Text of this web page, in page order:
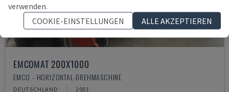
EMCOMAT 200X1000
EMCO - HORIZONTAL-DREHMASCHINE
DEUTSCHLAND 2001
verwenden.
COOKIE-EINSTELLUNGEN
ALLE AKZEPTIEREN